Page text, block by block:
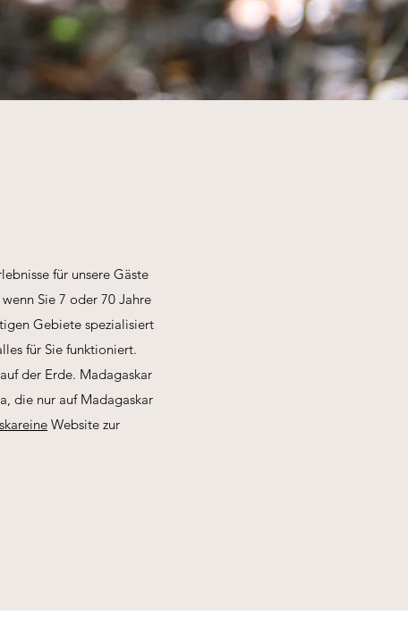
für unsere Gäste
Sie 7 oder 70 Jahre
Gebiete spezialisiert
für Sie funktioniert.
der Erde. Madagaskar
die nur auf Madagaskar
Website zur